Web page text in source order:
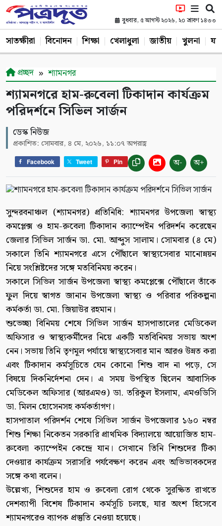
বুধবার, ৫ আগস্ট ২০২৬, ২০ শ্রাবণ ১৪৩৩
সাতক্ষীরা বিনোদন শিক্ষা খেলাধুলা জাতীয় খুলনা
প্রচ্ছদ শ্যামনগর
শ্যামনগরে হাম-রুবেলা টিকাদান কার্যক্রম
পরিদর্শনে সিভিল সার্জন
ডেস্ক নিউজ
প্রকাশিত: সোমবার, ৪ মে, ২০২৬, ১১:০৭ অপরাহ্ণ
Facebook Tweet Pin অ- অ+
সুন্দরবনাঞ্চল (শ্যামনগর) প্রতিনিধি: শ্যামনগর উপজেলা স্বাস্থ্য
কমপ্লেক্স ও হাম-রুবেলা টিকাদান ক্যাম্পেইন পরিদর্শন করেছেন
জেলার সিভিল সার্জন ডা. মো. আব্দুস সালাম। সোমবার (৪ মে)
সকালে তিনি শ্যামনগরে এসে পৌঁছালে স্বাস্থ্যসেবার মানোন্নয়ন
নিয়ে সংশ্লিষ্টদের সঙ্গে মতবিনিময় করেন।
সকালে সিভিল সার্জন উপজেলা স্বাস্থ্য কমপ্লেক্সে পৌঁছালে তাঁকে
ফুল দিয়ে স্বাগত জানান উপজেলা স্বাস্থ্য ও পরিবার পরিকল্পনা
কর্মকর্তা ডা. মো. জিয়াউর রহমান।
শুভেচ্ছা বিনিময় শেষে সিভিল সার্জন হাসপাতালের মেডিকেল
অফিসার ও স্বাস্থ্যকর্মীদের নিয়ে একটি মতবিনিময় সভায় অংশ
নেন। সভায় তিনি তৃণমূল পর্যায়ে স্বাস্থ্যসেবার মান আরও উন্নত করা
এবং টিকাদান কর্মসূচিতে যেন কোনো শিশু বাদ না পড়ে, সে
বিষয়ে দিকনির্দেশনা দেন। এ সময় উপস্থিত ছিলেন আবাসিক
মেডিকেল অফিসার (আরএমও) ডা. তরিকুল ইসলাম, এমওডিসি
ডা. মিলন হোসেনসহ কর্মকর্তাগণ।
হাসপাতাল পরিদর্শন শেষে সিভিল সার্জন উপজেলার ১৬০ নম্বর
শিশু শিক্ষা নিকেতন সরকারি প্রাথমিক বিদ্যালয়ে আয়োজিত হাম-
রুবেলা ক্যাম্পেইন কেন্দ্রে যান। সেখানে তিনি শিশুদের টিকা
দেওয়ার কার্যক্রম সরাসরি পর্যবেক্ষণ করেন এবং অভিভাবকদের
সঙ্গে কথা বলেন।
উল্লেখ্য, শিশুদের হাম ও রুবেলা রোগ থেকে সুরক্ষিত রাখতে
দেশব্যাপী বিশেষ টিকাদান কর্মসূচি চলছে, যার অংশ হিসেবে
শ্যামনগরেও ব্যাপক প্রস্তুতি নেওয়া হয়েছে।